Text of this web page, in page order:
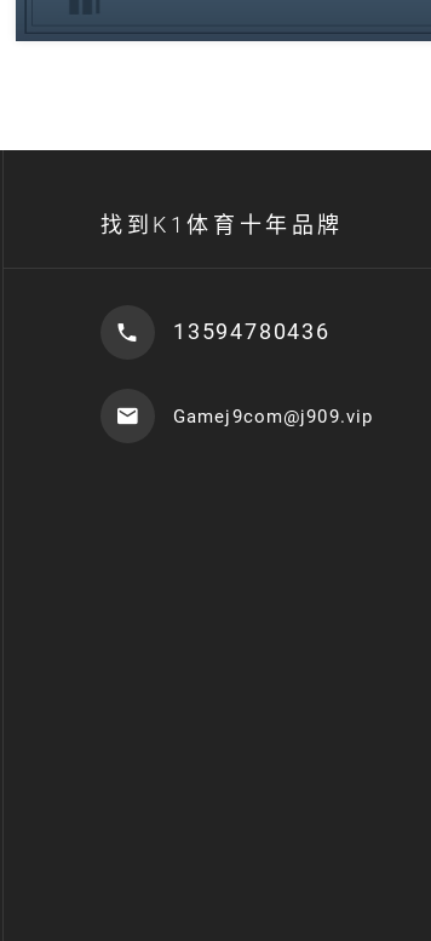
找到K1体育十年品牌
13594780436
Gamej9com@j909.vip